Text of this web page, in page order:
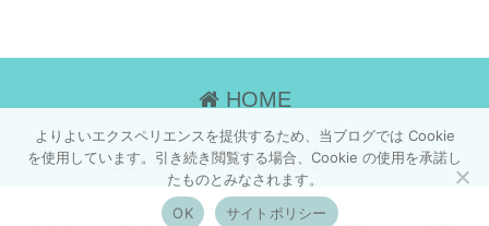
HOME
© 2026 タイランド画報 All rights reserved.
よりよいエクスペリエンスを提供するため、当ブログでは Cookie
を使用しています。引き続き閲覧する場合、Cookie の使用を承諾し
たものとみなされます。
OK
サイトポリシー